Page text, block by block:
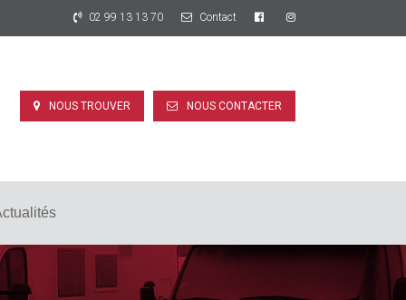
02 99 13 13 70 Contact
NOUS TROUVER NOUS CONTACTER